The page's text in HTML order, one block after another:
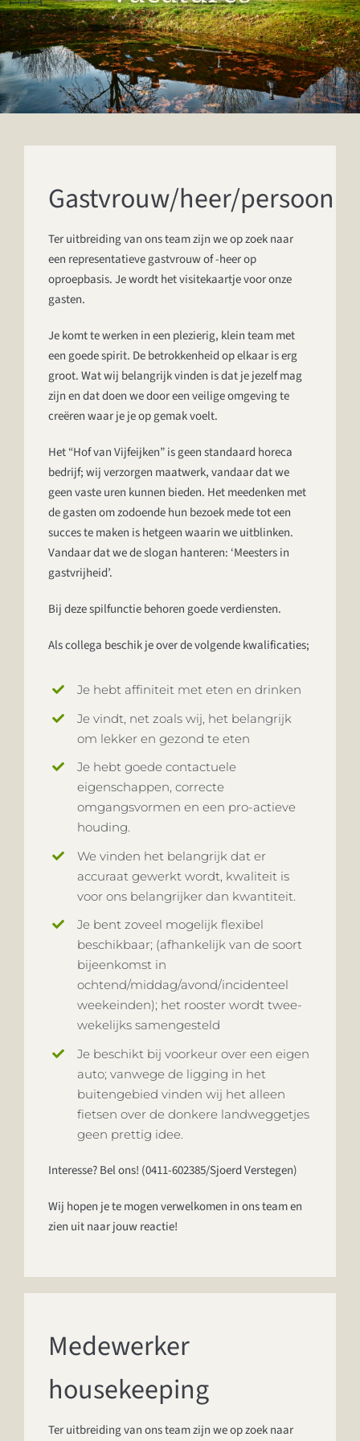
TARIEVEN
ACTIVITEITEN
VERGADEREN EN OVERNACHTEN
SJOERTENBRAU
CONTACT
Gastvrouw/heer/persoon
Ter uitbreiding van ons team zijn we op zoek naar
een representatieve gastvrouw of -heer op
oproepbasis. Je wordt het visitekaartje voor onze
gasten.
Je komt te werken in een plezierig, klein team met
een goede spirit. De betrokkenheid op elkaar is erg
groot. Wat wij belangrijk vinden is dat je jezelf mag
zijn en dat doen we door een veilige omgeving te
creëren waar je je op gemak voelt.
Het “Hof van Vijfeijken” is geen standaard horeca
bedrijf; wij verzorgen maatwerk, vandaar dat we
geen vaste uren kunnen bieden. Het meedenken met
de gasten om zodoende hun bezoek mede tot een
succes te maken is hetgeen waarin we uitblinken.
Vandaar dat we de slogan hanteren: ‘Meesters in
gastvrijheid’.
Bij deze spilfunctie behoren goede verdiensten.
Als collega beschik je over de volgende kwalificaties;
Je hebt affiniteit met eten en drinken
Je vindt, net zoals wij, het belangrijk
om lekker en gezond te eten
Je hebt goede contactuele
eigenschappen, correcte
omgangsvormen en een pro-actieve
houding.
We vinden het belangrijk dat er
accuraat gewerkt wordt, kwaliteit is
voor ons belangrijker dan kwantiteit.
Je bent zoveel mogelijk flexibel
beschikbaar; (afhankelijk van de soort
bijeenkomst in
ochtend/middag/avond/incidenteel
weekeinden); het rooster wordt twee-
wekelijks samengesteld
Je beschikt bij voorkeur over een eigen
auto; vanwege de ligging in het
buitengebied vinden wij het alleen
fietsen over de donkere landweggetjes
geen prettig idee.
Interesse? Bel ons! (0411-602385/Sjoerd Verstegen)
Wij hopen je te mogen verwelkomen in ons team en
zien uit naar jouw reactie!
Medewerker
housekeeping
Ter uitbreiding van ons team zijn we op zoek naar